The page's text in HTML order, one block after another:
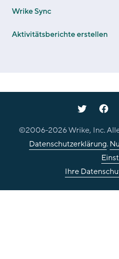
Wrike Sync
Aktivitätsberichte erstellen
©2006-2026Wrike, Inc.
Datenschutzerklärung.
Ihre